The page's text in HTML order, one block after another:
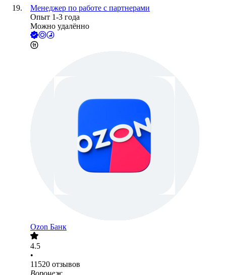
Менеджер по работе с партнерами
Опыт 1-3 года
Можно удалённо
Ozon Банк
4.5
•
11520 отзывов